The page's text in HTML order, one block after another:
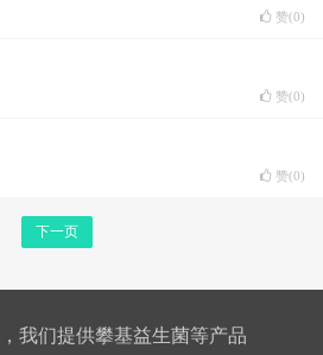
赞(0)
赞(0)
赞(0)
下一页
我们提供攀基益生菌等产品